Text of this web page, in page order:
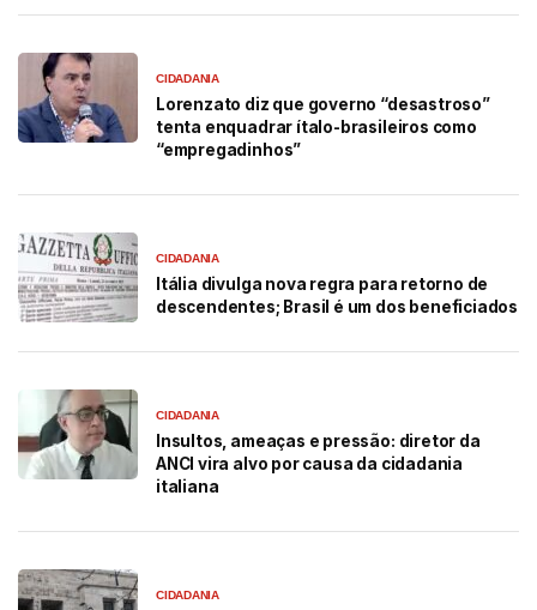
CIDADANIA
Lorenzato diz que governo “desastroso”
tenta enquadrar ítalo-brasileiros como
“empregadinhos”
CIDADANIA
Itália divulga nova regra para retorno de
descendentes; Brasil é um dos beneficiados
CIDADANIA
Insultos, ameaças e pressão: diretor da
ANCI vira alvo por causa da cidadania
italiana
CIDADANIA